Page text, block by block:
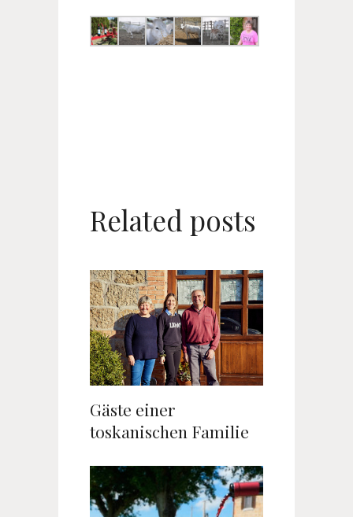
Related posts
Gäste einer
toskanischen Familie